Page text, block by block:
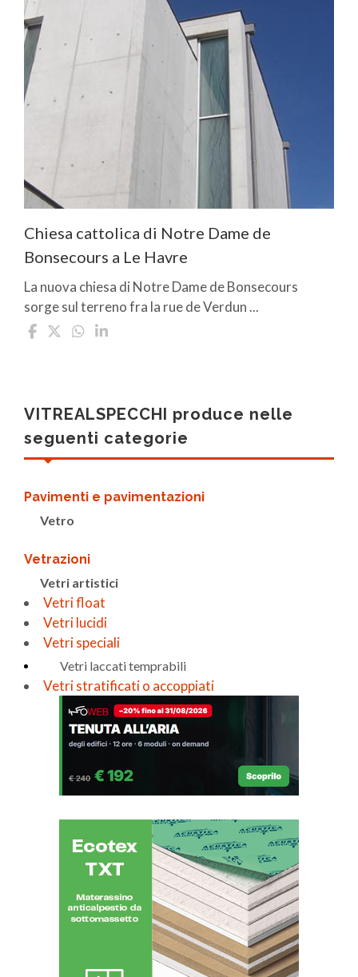
Chiesa cattolica di Notre Dame de
Bonsecours a Le Havre
La nuova chiesa di Notre Dame de Bonsecours
sorge sul terreno fra la rue de Verdun ...
VITREALSPECCHI produce nelle
seguenti categorie
Pavimenti e pavimentazioni
Vetro
Vetrazioni
Vetri artistici
Vetri float
Vetri lucidi
Vetri speciali
Vetri laccati temprabili
Vetri stratificati o accoppiati